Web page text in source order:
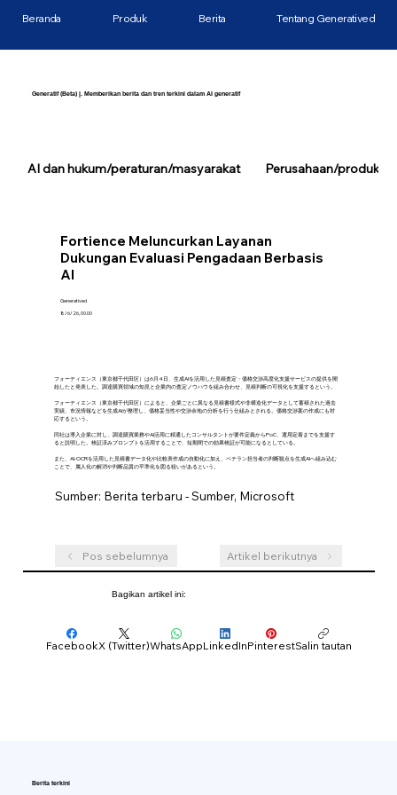
Generatif (Beta) |. Memberikan berita dan tren terkini dalam AI generatif
Fortience Meluncurkan Layanan
Dukungan Evaluasi Pengadaan Berbasis
AI
Generatived
8/6/26, 00.00
フォーティエンス（東京都千代田区）は6月4日、生成AIを活用した見積査定・価格交渉高度化支援サービスの提供を開
始したと発表した。調達購買領域の知見と企業内の査定ノウハウを組み合わせ、見積判断の可視化を支援するという。
フォーティエンス（東京都千代田区）によると、企業ごとに異なる見積書様式や非構造化データとして蓄積された過去
実績、市況情報などを生成AIが整理し、価格妥当性や交渉余地の分析を行う仕組みとされる。価格交渉案の作成にも対
応するという。
同社は導入企業に対し、調達購買業務やAI活用に精通したコンサルタントが要件定義からPoC、運用定着までを支援す
ると説明した。検証済みプロンプトを活用することで、短期間での効果検証が可能になるとしている。
また、AI-OCRを活用した見積書データ化や比較表作成の自動化に加え、ベテラン担当者の判断観点を生成AIへ組み込む
ことで、属人化の解消や判断品質の平準化を図る狙いがあるという。
Sumber: Berita terbaru - Sumber, Microsoft
Pos sebelumnya Artikel berikutnya
Beranda Produk Berita Tentang Generatived
Bagikan artikel ini:
FacebookX (Twitter)WhatsAppLinkedInPinterestSalin tautan
AI dan hukum/peraturan/masyarakat Perusahaan/produk/
Berita terkini